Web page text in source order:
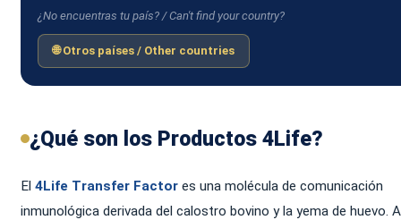
¿No encuentras tu país? / Can't find your country?
🌐 Otros países / Other countries
¿Qué son los Productos 4Life?
El 4Life Transfer Factor es una molécula de comunicación
inmunológica derivada del calostro bovino y la yema de huevo. A